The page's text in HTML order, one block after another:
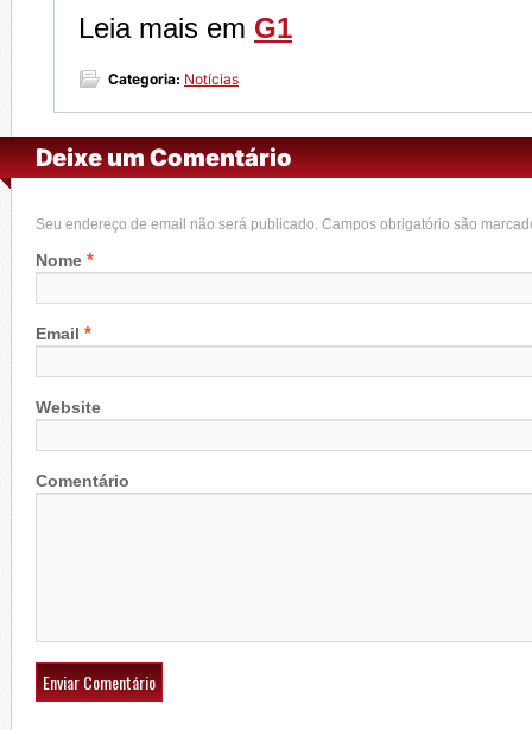
Leia mais em G1
Categoria: Notícias
Deixe um Comentário
Seu endereço de email não será publicado. Campos obrigatório são
Nome *
Email *
Website
Comentário